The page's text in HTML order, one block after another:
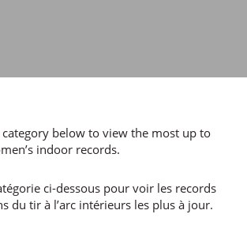
category below to view the most up to
indoor records.
ci-dessous pour voir les records
du tir à l’arc intérieurs les plus à jour.